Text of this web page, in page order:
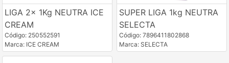
LIGA 2x 1Kg NEUTRA ICE
CREAM
Código: 250552591
Marca: ICE CREAM
SUPER LIGA 1kg NEUTRA
SELECTA
Código: 7896411802868
Marca: SELECTA